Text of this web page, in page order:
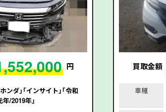
円
ンダ｣｢インサイト｣｢令和
年/2019年｣
買取金額
車種